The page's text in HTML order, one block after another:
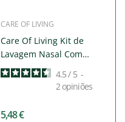
CARE OF LIVING
Care Of Living Kit de
Lavagem Nasal Com
Seringa
4.5/ 5 -
2opiniões
5,48 €